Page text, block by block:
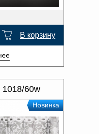
В корзину
60w
Новинка